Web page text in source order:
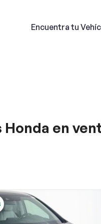
Encuentra tu
en
detrás. El carro se
entonces Honda